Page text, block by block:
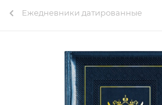
Ежедневники датированные